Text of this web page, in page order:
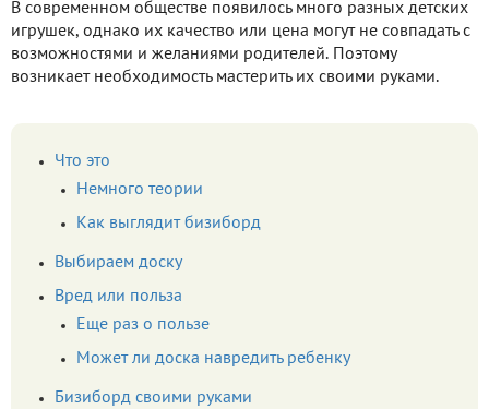
В современном обществе появилось много разных детских
игрушек, однако их качество или цена могут не совпадать с
возможностями и желаниями родителей. Поэтому
возникает необходимость мастерить их своими руками.
Что это
Немного теории
Как выглядит бизиборд
Выбираем доску
Вред или польза
Еще раз о пользе
Может ли доска навредить ребенку
Бизиборд своими руками